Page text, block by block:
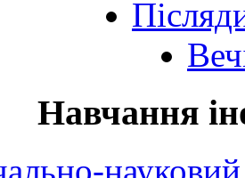
Навчання